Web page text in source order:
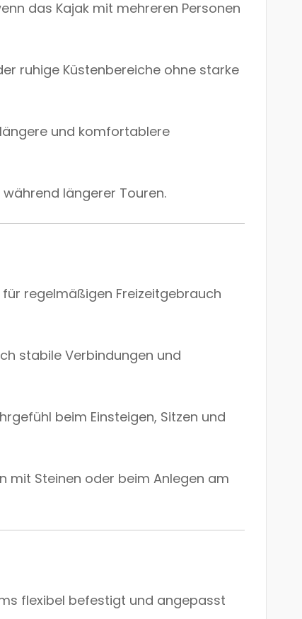
das Kajak mit mehreren Personen
ruhige Küstenbereiche ohne starke
längere und komfortablere
längerer Touren.
für regelmäßigen Freizeitgebrauch
stabile Verbindungen und
beim Einsteigen, Sitzen und
mit Steinen oder beim Anlegen am
flexibel befestigt und angepasst